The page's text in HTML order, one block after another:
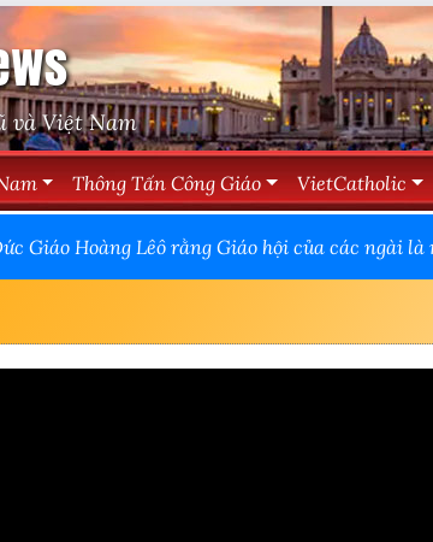
và Việt Nam
Thông Tấn Công Giáo VietCatholic
Giáo Hoàng Lêô rằng Giáo hội của các ngài